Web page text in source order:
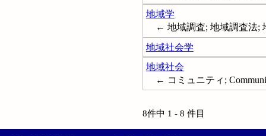
地域学
← 地域調査; 地域調査法;
地域社会学
地域社会
← コミュニティ;
8件中 1 - 8 件目